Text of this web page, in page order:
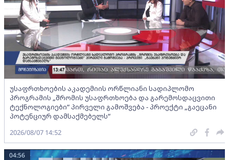
უსაფრთხოების აკადემიის ორწლიანი სადიპლომო
პროგრამის „შრომის უსაფრთხოება და გარემოსდაცვითი
ტექნოლოგიები“ პირველი გამოშვება - პროექტი „გაეცანი
პოტენციურ დამსაქმებელს“
2026/08/07 14:52
04:56